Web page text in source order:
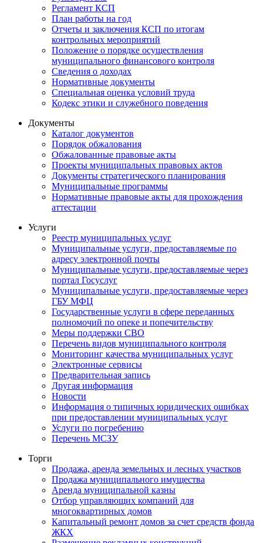
Регламент КСП
План работы на год
Отчеты и заключения КСП по итогам
контрольных мероприятий
Положение о порядке осуществления
муниципального финансового контроля
Сведения о доходах
Нормативные документы
Специальная оценка условий труда
Кодекс этики и служебного поведения
Документы
Каталог документов
Порядок обжалования
Обжалованные правовые акты
Проекты муниципальных правовых актов
Документы стратегического планирования
Муниципальные программы
Нормативные правовые акты для прохождения
аттестации
Услуги
Реестр муниципальных услуг
Муниципальные услуги, предоставляемые по
адресу электронной почты
Муниципальные услуги, предоставляемые через
портал Госуслуг
Муниципальные услуги, предоставляемые через
ГБУ МФЦ
Государственные услуги в сфере переданных
полномочий по опеке и попечительству
Меры поддержки СВО
Перечень видов муниципального контроля
Мониторинг качества муниципальных услуг
Электронные сервисы
Предварительная запись
Другая информация
Новости
Информация о типичных юридических ошибках
при предоставлении муниципальных услуг
Услуги по погребению
Перечень МСЗУ
Торги
Продажа, аренда земельных и лесных участков
Продажа муниципального имущества
Аренда муниципальной казны
Отбор управляющих компаний для
многоквартирных домов
Капитальный ремонт домов за счет средств фонда
ЖКХ